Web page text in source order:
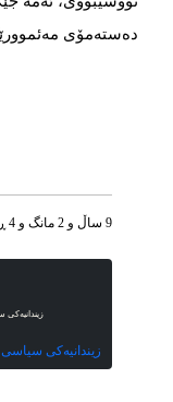
دەستەمۆی
9 ساڵ و 2 مانگ و 4 ڕۆژ و 23 کاتژمێر و 57 خوله‌ک له‌مه‌وپێش‌
زیندانیەکی سیاسی کورد 24 ساڵ
زیندانیەکی سیاسی کورد 24 ساڵ بەندیی بەبێ